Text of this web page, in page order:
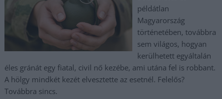
példátlan
Magyarország
történetében, továbbra
sem világos, hogyan
kerülhetett egyáltalán
éles gránát egy fiatal, civil nő kezébe, ami utána fel is robbant.
A hölgy mindkét kezét elvesztette az esetnél. Felelős?
Továbbra sincs.